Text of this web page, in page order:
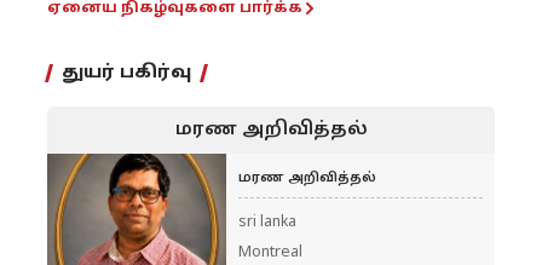
ஏனைய நிகழ்வுகளை பார்க்க
துயர் பகிர்வு
மரண அறிவித்தல்
மரண அறிவித்தல்
sri lanka
Montreal